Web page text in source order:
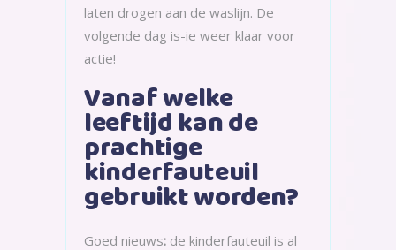
laten drogen aan de waslijn. De
volgende dag is-ie weer klaar voor
actie!
Vanaf welke
leeftijd kan de
prachtige
kinderfauteuil
gebruikt worden?
Goed nieuws: de kinderfauteuil is al